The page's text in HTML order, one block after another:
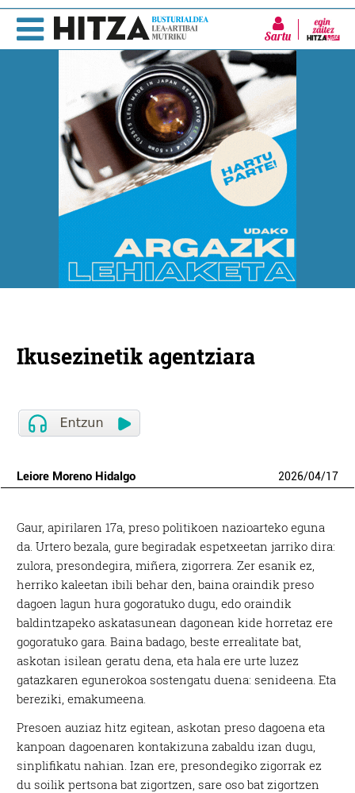
Sartu
Ikusezinetik agentziara
Leiore Moreno Hidalgo 2026/04/17
Gaur, apirilaren 17a, preso politikoen nazioarteko eguna
da. Urtero bezala, gure begiradak espetxeetan jarriko dira:
zulora, presondegira, miñera, zigorrera. Zer esanik ez,
herriko kaleetan ibili behar den, baina oraindik preso
dagoen lagun hura gogoratuko dugu, edo oraindik
baldintzapeko askatasunean dagonean kide horretaz ere
gogoratuko gara. Baina badago, beste errealitate bat,
askotan isilean geratu dena, eta hala ere urte luzez
gatazkaren egunerokoa sostengatu duena: senideena. Eta
bereziki, emakumeena.
Presoen auziaz hitz egitean, askotan preso dagoena eta
kanpoan dagoenaren kontakizuna zabaldu izan dugu,
sinplifikatu nahian. Izan ere, presondegiko zigorrak ez
du soilik pertsona bat zigortzen, sare oso bat zigortzen